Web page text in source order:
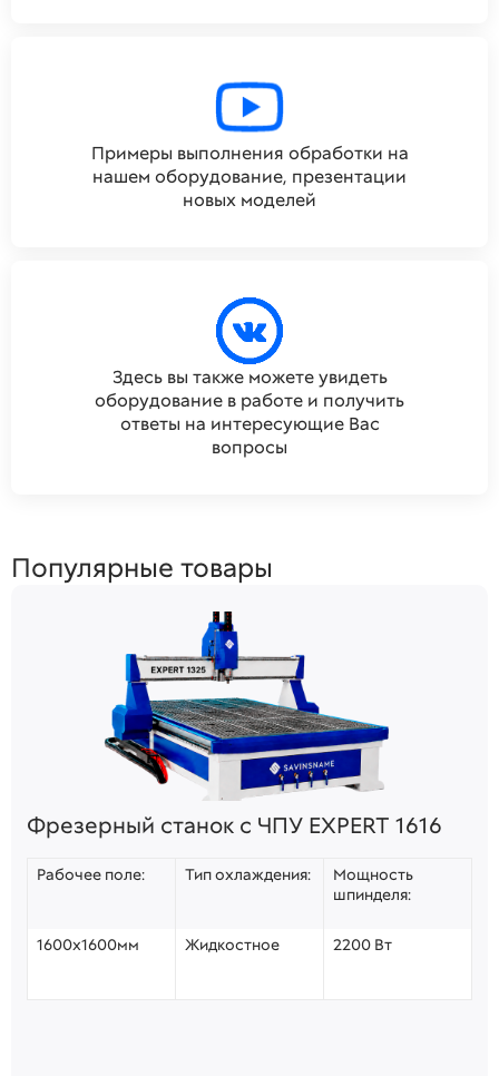
Примеры выполнения обработки на
нашем оборудование, презентации
новых моделей
Здесь вы также можете увидеть
оборудование в работе и получить
ответы на интересующие Вас
вопросы
Популярные товары
Фрезерный станок с ЧПУ EXPERT 1616
Рабочее поле:
1600х1600мм
Тип охлаждения:
Жидкостное
Мощность
шпинделя:
2200 Вт